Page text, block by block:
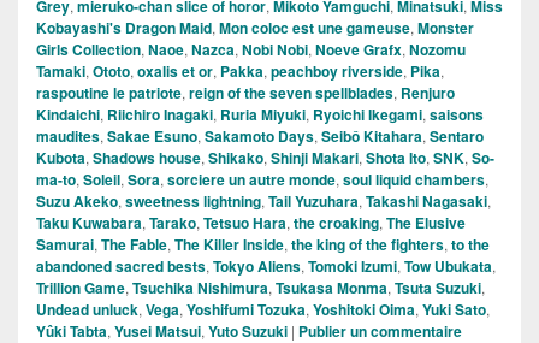
Grey, mieruko-chan slice of horor, Mikoto Yamguchi, Minatsuki, Miss
Kobayashi's Dragon Maid, Mon coloc est une gameuse, Monster
Girls Collection, Naoe, Nazca, Nobi Nobi, Noeve Grafx, Nozomu
Tamaki, Ototo, oxalis et or, Pakka, peachboy riverside, Pika,
raspoutine le patriote, reign of the seven spellblades, Renjuro
Kindaichi, Riichiro Inagaki, Ruria Miyuki, Ryoichi Ikegami, saisons
maudites, Sakae Esuno, Sakamoto Days, Seibô Kitahara, Sentaro
Kubota, Shadows house, Shikako, Shinji Makari, Shota Ito, SNK, So-
ma-to, Soleil, Sora, sorciere un autre monde, soul liquid chambers,
Suzu Akeko, sweetness lightning, Tail Yuzuhara, Takashi Nagasaki,
Taku Kuwabara, Tarako, Tetsuo Hara, the croaking, The Elusive
Samurai, The Fable, The Killer Inside, the king of the fighters, to the
abandoned sacred bests, Tokyo Aliens, Tomoki Izumi, Tow Ubukata,
Trillion Game, Tsuchika Nishimura, Tsukasa Monma, Tsuta Suzuki,
Undead unluck, Vega, Yoshifumi Tozuka, Yoshitoki Oima, Yuki Sato,
Yûki Tabta, Yusei Matsui, Yuto Suzuki | Publier un commentaire